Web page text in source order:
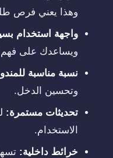
وهذا يعني فرص
واجهة استخدام
ويساعدك على
نسبة مناسبة
وتحسين الدخل.
تحديثات مستمرة:
الاستخدام.
خرائط داخلية: